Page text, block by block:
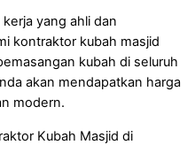
yang ahli dan
kontraktor kubah masjid
kubah di seluruh
akan mendapatkan harga
modern.
Kubah Masjid di